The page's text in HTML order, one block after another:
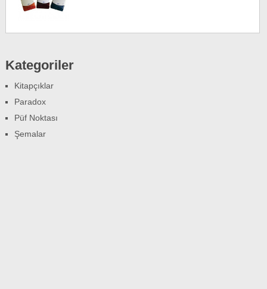
Kategoriler
Kitapçıklar
Paradox
Püf Noktası
Şemalar